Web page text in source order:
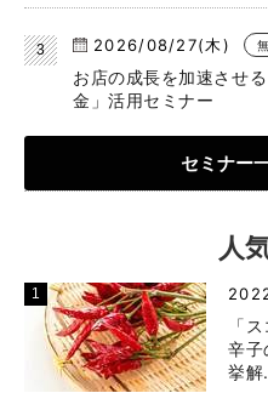
2026/08/27(木)
お店の成長を加速させ
金」活用セミナー
セミナー
人
「
辛子
挙